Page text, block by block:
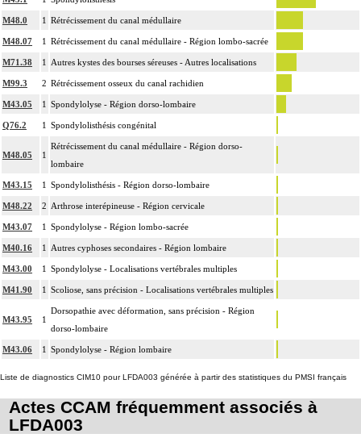
M48.0 1 Rétrécissement du canal médullaire
M48.07 1 Rétrécissement du canal médullaire - Région lombo-sacrée
M71.38 1 Autres kystes des bourses séreuses - Autres localisations
M99.3 2 Rétrécissement osseux du canal rachidien
M43.05 1 Spondylolyse - Région dorso-lombaire
Q76.2 1 Spondylolisthésis congénital
M48.05 1
Rétrécissement du canal médullaire - Région dorso-
lombaire
M43.15 1 Spondylolisthésis - Région dorso-lombaire
M48.22 2 Arthrose interépineuse - Région cervicale
M43.07 1 Spondylolyse - Région lombo-sacrée
M40.16 1 Autres cyphoses secondaires - Région lombaire
M43.00 1 Spondylolyse - Localisations vertébrales multiples
M41.90 1 Scoliose, sans précision - Localisations vertébrales multiples
M43.95 1
Dorsopathie avec déformation, sans précision - Région
dorso-lombaire
M43.06 1 Spondylolyse - Région lombaire
Liste de diagnostics CIM10 pour LFDA003 générée à partir des statistiques du PMSI français
Actes CCAM fréquemment associés à
LFDA003